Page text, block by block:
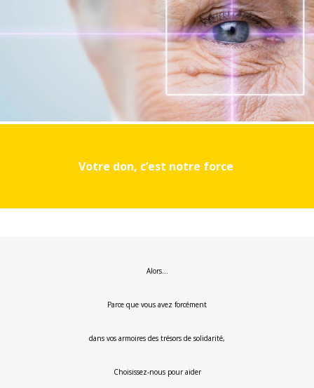
Votre don, c’est notre force
Alors…
Parce que vous avez forcément
dans vos armoires des trésors de solidarité,
Choisissez-nous pour aider